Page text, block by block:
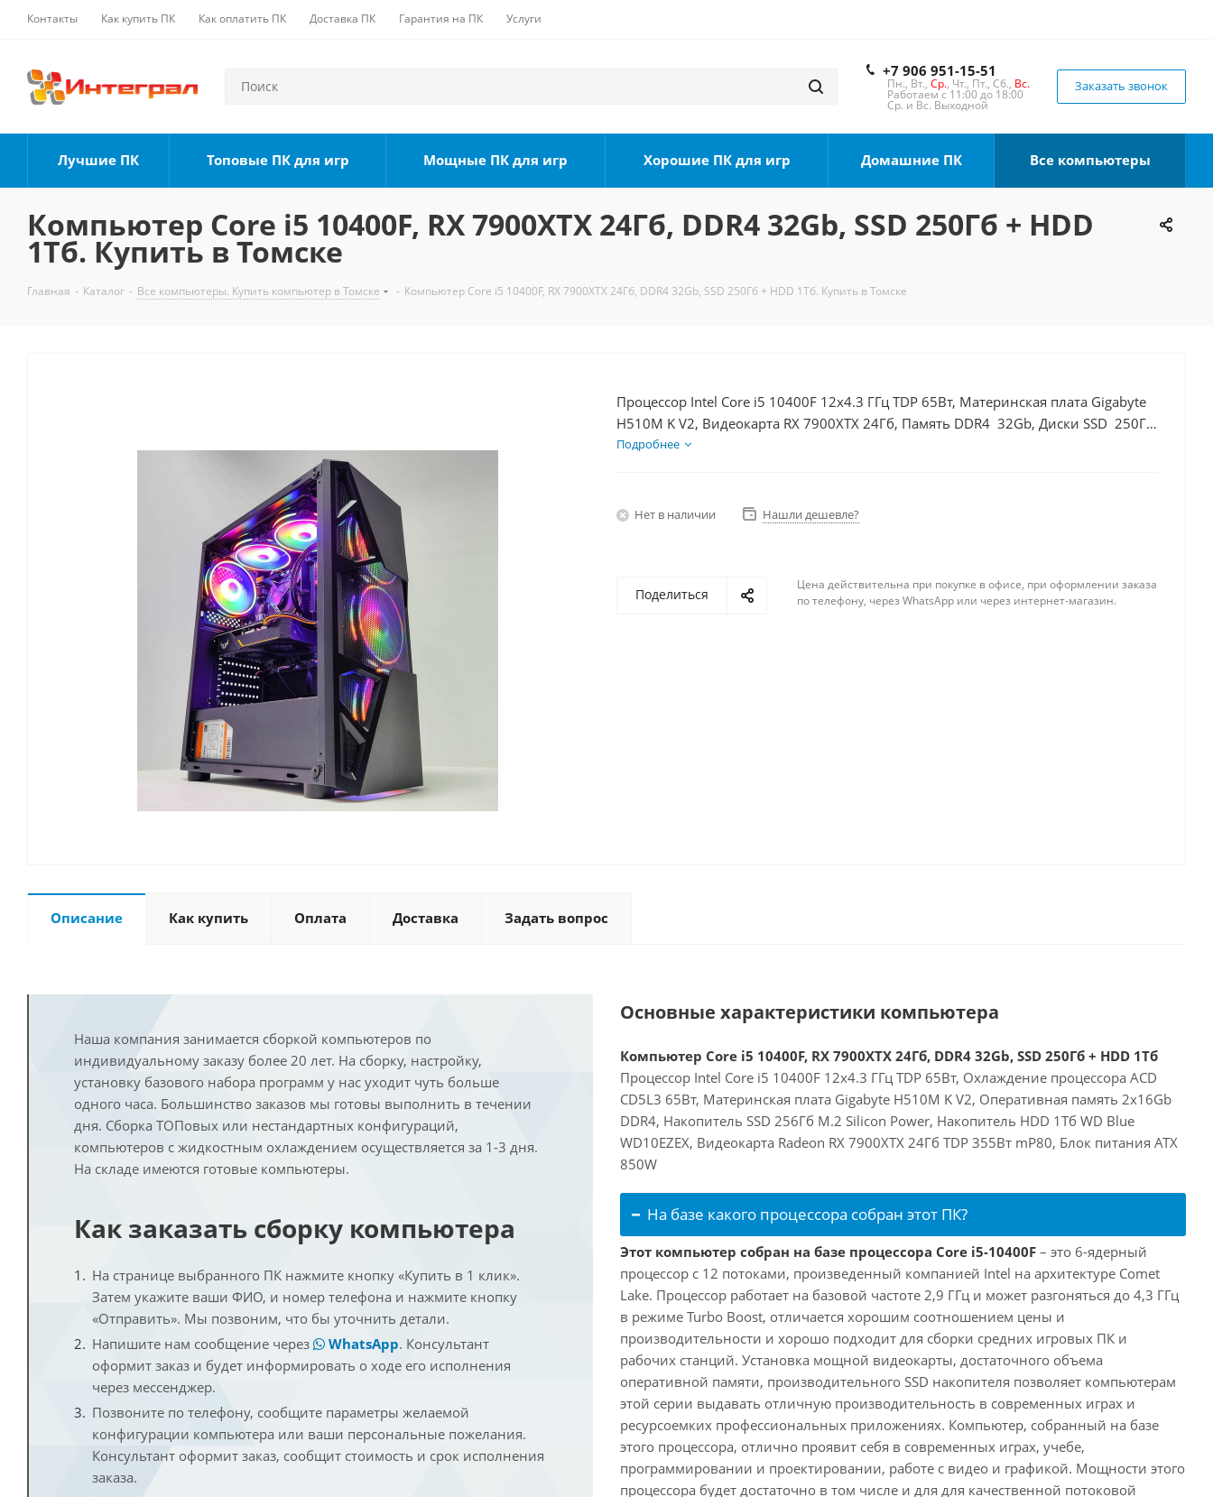
Контакты Как купить ПК Как оплатить ПК Доставка ПК Гарантия на ПК Услуги
+7 906 951-15-51
Пн., Вт., Ср., Чт., Пт., Сб., Вс.
Работаем с 11:00 до 18:00
Ср. и Вс. Выходной
Заказать звонок
Лучшие ПК Топовые ПК для игр Мощные ПК для игр Хорошие ПК для игр Домашние ПК Все компьютеры
Компьютер Core i5 10400F, RX 7900XTX 24Гб, DDR4 32Gb, SSD 250Гб + HDD
1Тб. Купить в Томске
Главная - Каталог - Все компьютеры. Купить компьютер в Томске - Компьютер Core i5 10400F, RX 7900XTX 24Гб, DDR4 32Gb, SSD 250Гб + HDD 1Тб. Купить в Томске
Процессор Intel Core i5 10400F 12x4.3 ГГц TDP 65Вт, Материнская плата Gigabyte
H510M K V2, Видеокарта RX 7900XTX 24Гб, Память DDR4 32Gb, Диски SSD 250Гб
+ HDD 1Тб, БП 850Вт
Подробнее
Нет в наличии Нашли дешевле?
Поделиться
Цена действительна при покупке в офисе, при оформлении заказа
по телефону, через WhatsApp или через интернет-магазин.
Описание Как купить Оплата Доставка Задать вопрос
Наша компания занимается сборкой компьютеров по
индивидуальному заказу более 20 лет. На сборку, настройку,
установку базового набора программ у нас уходит чуть больше
одного часа. Большинство заказов мы готовы выполнить в течении
дня. Сборка ТОПовых или нестандартных конфигураций,
компьютеров с жидкостным охлаждением осуществляется за 1-3 дня.
На складе имеются готовые компьютеры.
Как заказать сборку компьютера
На странице выбранного ПК нажмите кнопку «Купить в 1 клик».
Затем укажите ваши ФИО, и номер телефона и нажмите кнопку
«Отправить». Мы позвоним, что бы уточнить детали.
Напишите нам сообщение через
WhatsApp. Консультант
оформит заказ и будет информировать о ходе его исполнения
через мессенджер.
Позвоните по телефону, сообщите параметры желаемой
конфигурации компьютера или ваши персональные пожелания.
Консультант оформит заказ, сообщит стоимость и срок исполнения
заказа.
Основные характеристики компьютера
Компьютер Core i5 10400F, RX 7900XTX 24Гб, DDR4 32Gb, SSD 250Гб + HDD 1Тб
Процессор Intel Core i5 10400F 12x4.3 ГГц TDP 65Вт, Охлаждение процессора ACD
CD5L3 65Вт, Материнская плата Gigabyte H510M K V2, Оперативная память 2x16Gb
DDR4, Накопитель SSD 256Гб M.2 Silicon Power, Накопитель HDD 1Тб WD Blue
WD10EZEX, Видеокарта Radeon RX 7900XTX 24Гб TDP 355Вт mP80, Блок питания ATX
850W
На базе какого процессора собран этот ПК?
Этот компьютер собран на базе процессора Core i5-10400F – это 6-ядерный
процессор с 12 потоками, произведенный компанией Intel на архитектуре Comet
Lake. Процессор работает на базовой частоте 2,9 ГГц и может разгоняться до 4,3 ГГц
в режиме Turbo Boost, отличается хорошим соотношением цены и
производительности и хорошо подходит для сборки средних игровых ПК и
рабочих станций. Установка мощной видеокарты, достаточного объема
оперативной памяти, производительного SSD накопителя позволяет компьютерам
этой серии выдавать отличную производительность в современных играх и
ресурсоемких профессиональных приложениях. Компьютер, собранный на базе
этого процессора, отлично проявит себя в современных играх, учебе,
программировании и проектировании, работе с видео и графикой. Мощности этого
процессора будет достаточно в том числе и для для качественной потоковой